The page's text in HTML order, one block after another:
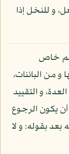
و للنخل إذا
خاص
من البائنات،
و التقييد
أن يكون الرجوع
بقوله: و لا